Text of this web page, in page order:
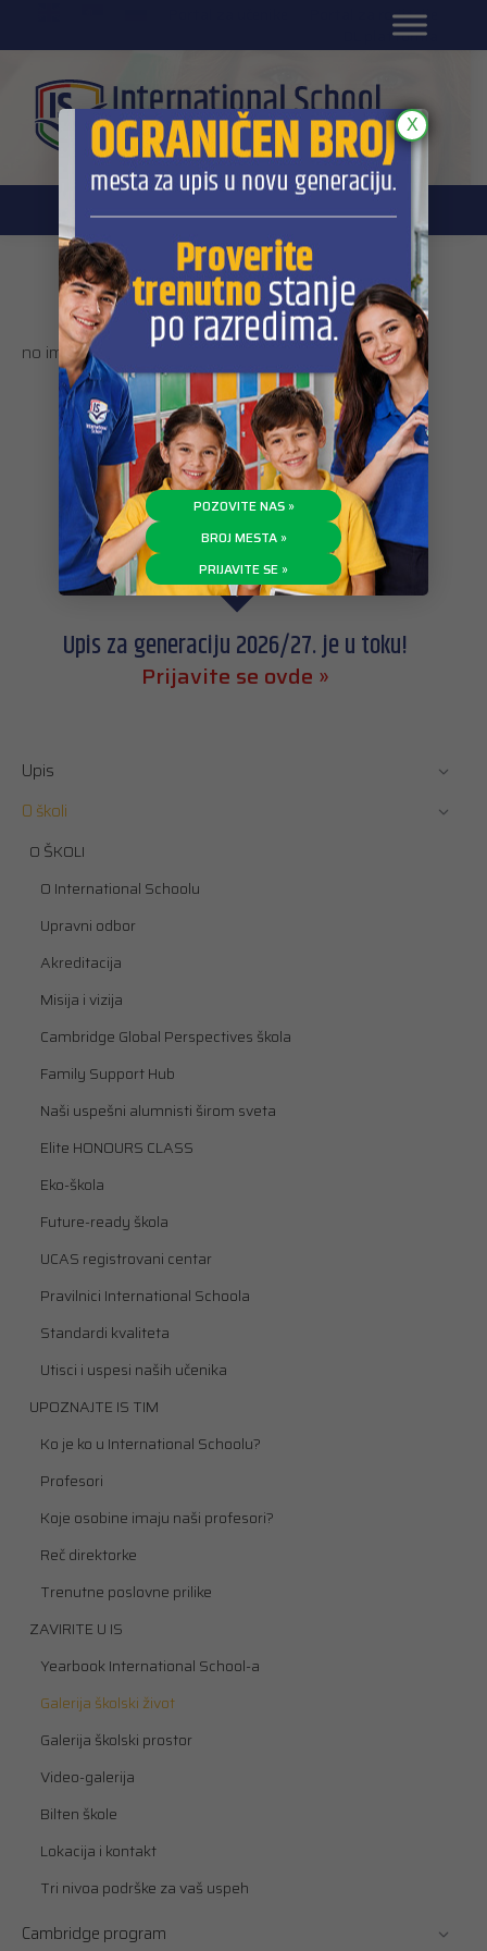
Portal za roditelje
DL platforma
Galerija
no images were found
Upis za generaciju 2026/27. je u toku!
Prijavite se ovde »
Upis
O školi
O ŠKOLI
O International Schoolu
Upravni odbor
Akreditacija
Misija i vizija
Cambridge Global Perspectives škola
Family Support Hub
Naši uspešni alumnisti širom sveta
Elite HONOURS CLASS
Eko-škola
Future-ready škola
UCAS registrovani centar
Pravilnici International Schoola
Standardi kvaliteta
Utisci i uspesi naših učenika
UPOZNAJTE IS TIM
Ko je ko u International Schoolu?
Profesori
Koje osobine imaju naši profesori?
Reč direktorke
Trenutne poslovne prilike
ZAVIRITE U IS
Yearbook International School-a
Galerija školski život
Galerija školski prostor
Video-galerija
Bilten škole
Lokacija i kontakt
Tri nivoa podrške za vaš uspeh
Cambridge program
POZOVITE NAS »
BROJ MESTA »
PRIJAVITE SE »
X